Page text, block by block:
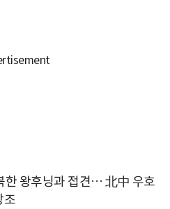
한 왕후닝과 접견… 北中 우호
조